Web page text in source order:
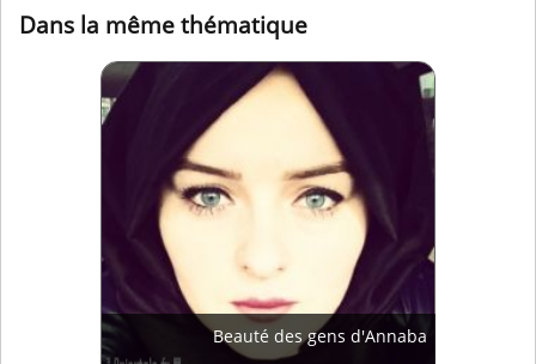
Dans la même thématique